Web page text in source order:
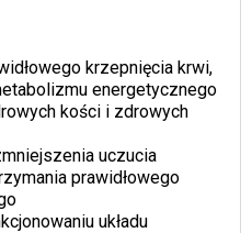
krzepnięcia krwi,
energetycznego
kości i zdrowych
uczucia
prawidłowego
układu